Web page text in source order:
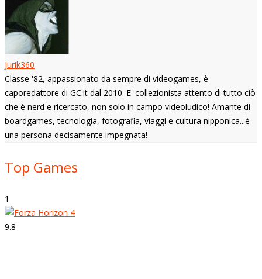
Jurik360
Classe '82, appassionato da sempre di videogames, è
caporedattore di GC.it dal 2010. E' collezionista attento di tutto ciò
che è nerd e ricercato, non solo in campo videoludico! Amante di
boardgames, tecnologia, fotografia, viaggi e cultura nipponica...è
una persona decisamente impegnata!
Top Games
1
9.8